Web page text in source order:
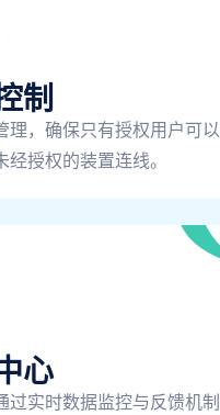
制
理，确保只有授权用户可
授权的装置连线。
心
过实时数据监控与反馈机